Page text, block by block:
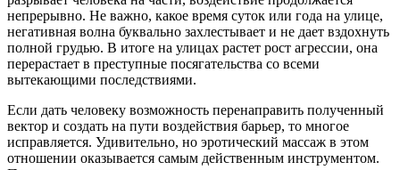
непрерывно. Не важно, какое время суток или года на улице,
негативная волна буквально захлестывает и не дает вздохнуть
полной грудью. В итоге на улицах растет рост агрессии, она
перерастает в преступные посягательства со всеми
вытекающими последствиями.
Если дать человеку возможность перенаправить полученный
вектор и создать на пути воздействия барьер, то многое
исправляется. Удивительно, но эротический массаж в этом
отношении оказывается самым действенным инструментом.